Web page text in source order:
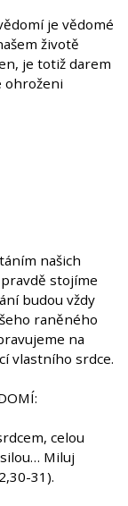
je vědomé
životě
je totiž darem
ohroženi
našich
stojíme
budou vždy
raněného
na
vlastního srdce.
celou
Miluj
31).